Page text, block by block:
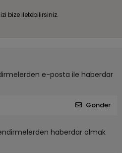
bize iletebilirsiniz.
e-posta ile haberdar
Gönder
haberdar olmak